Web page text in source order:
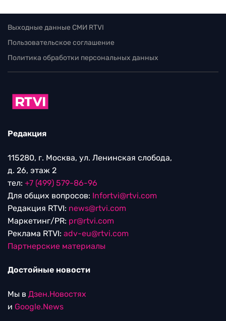
Выходные данные СМИ RTVI
Пользовательское соглашение
Политика обработки персональных данных
Редакция
115280, г. Москва, ул. Ленинская слобода,
д. 26, этаж 2
тел: +7 (499) 579-86-96
Для общих вопросов: Infortvi@rtvi.com
Редакция RTVI: news@rtvi.com
Маркетинг/PR: pr@rtvi.com
Реклама RTVI: adv-eu@rtvi.com
Партнерские материалы
Достойные новости
Мы в Дзен.Новостях
и Google.News